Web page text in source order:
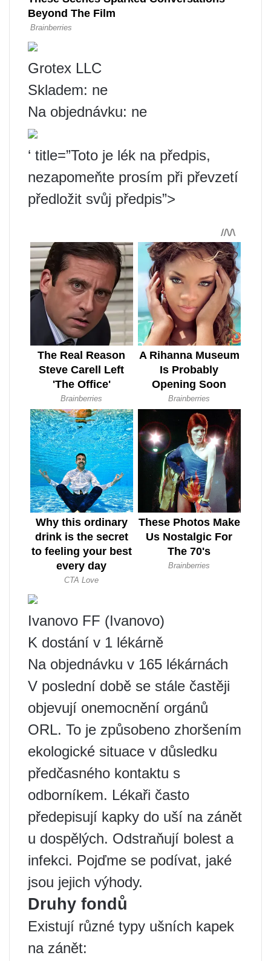
Grotex LLC
Skladem: ne
Na objednávku: ne
‘ title=”Toto je lék na předpis,
nezapomeňte prosím při převzetí
předložit svůj předpis”>
Ivanovo FF (Ivanovo)
K dostání v 1 lékárně
Na objednávku v 165 lékárnách
V poslední době se stále častěji
objevují onemocnění orgánů
ORL. To je způsobeno zhoršením
ekologické situace v důsledku
předčasného kontaktu s
odborníkem. Lékaři často
předepisují kapky do uší na zánět
u dospělých. Odstraňují bolest a
infekci. Pojďme se podívat, jaké
jsou jejich výhody.
Druhy fondů
Existují různé typy ušních kapek
na zánět: